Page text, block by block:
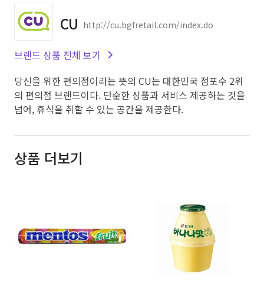
CU http://cu.bgfretail.com/index.do
브랜드 상품 전체 보기
당신을 위한 편의점이라는 뜻의 CU는 대한민국 점포수 2위
의 편의점 브랜드이다. 단순한 상품과 서비스 제공하는 것을
넘어, 휴식을 취할 수 있는 공간을 제공한다.
상품 더보기